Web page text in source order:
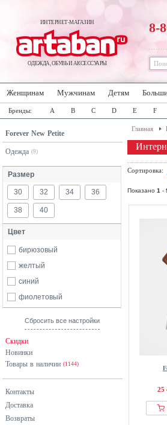
ИНТЕРНЕТ-МАГАЗИН
ОДЕЖДА, ОБУВЬ И АКСЕССУАРЫ
8-
Женщинам Мужчинам Детям
Бренды: A B C D E F
Forever New Petite
Одежда (9)
Размер
30 32 34 36
38 40
Цвет
бирюзовый
желтый
синий
фиолетовый
Сбросить все настройки
Скидки
Новинки
Товары в наличии (1144)
Контакты
Доставка
Возвраты
Главная
Сортировка:
Показано 1 -
25